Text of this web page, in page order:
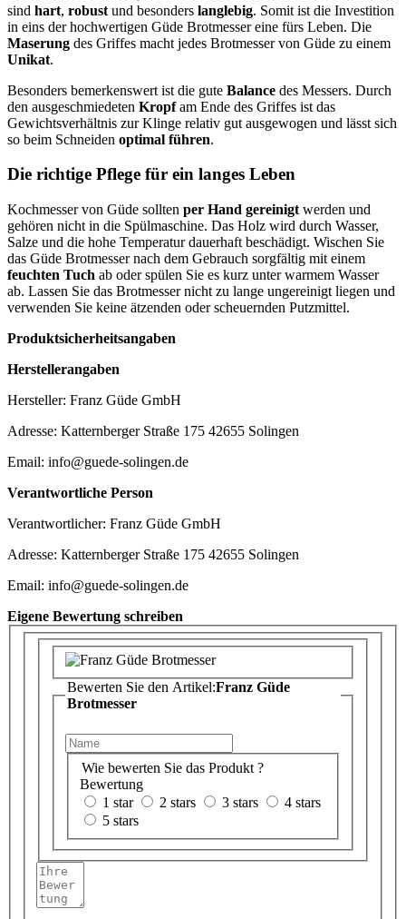
sind hart, robust und besonders langlebig. Somit ist die Investition
in eins der hochwertigen Güde Brotmesser eine fürs Leben. Die
Maserung des Griffes macht jedes Brotmesser von Güde zu einem
Unikat.
Besonders bemerkenswert ist die gute Balance des Messers. Durch
den ausgeschmiedeten Kropfam Ende des Griffes ist das
Gewichtsverhältnis zur Klinge relativ gut ausgewogen und lässt sich
so beim Schneiden optimal führen.
Die richtige Pflege für ein langes Leben
Kochmesser von Güde sollten per Hand gereinigt werden und
gehören nicht in die Spülmaschine. Das Holz wird durch Wasser,
Salze und die hohe Temperatur dauerhaft beschädigt. Wischen Sie
das Güde Brotmesser nach dem Gebrauch sorgfältig mit einem
feuchten Tuch ab oder spülen Sie es kurz unter warmem Wasser
ab. Lassen Sie das Brotmesser nicht zu lange ungereinigt liegen und
verwenden Sie keine ätzenden oder scheuernden Putzmittel.
Produktsicherheitsangaben
Herstellerangaben
Hersteller: Franz Güde GmbH
Adresse: Katternberger Straße 175 42655 Solingen
Email: info@guede-solingen.de
Verantwortliche Person
Verantwortlicher: Franz Güde GmbH
Adresse: Katternberger Straße 175 42655 Solingen
Email: info@guede-solingen.de
Eigene Bewertung schreiben
Bewerten Sie den Artikel:Franz Güde
Brotmesser
Wie bewerten Sie das Produkt ?
Bewertung
1 star
2 stars 3 stars
4 stars
5 stars